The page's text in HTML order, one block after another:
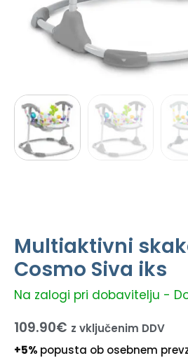
Multiaktivni
Cosmo Siva iks
Na zalogi pri dobavitelju -
109.90€ z vključenim DDV
+5% popusta ob osebnem